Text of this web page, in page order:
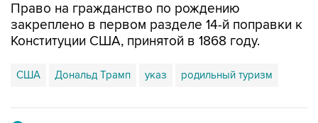
Право на гражданство по рождению
закреплено в первом разделе 14-й поправки к
Конституции США, принятой в 1868 году.
США Дональд Трамп указ родильный туризм